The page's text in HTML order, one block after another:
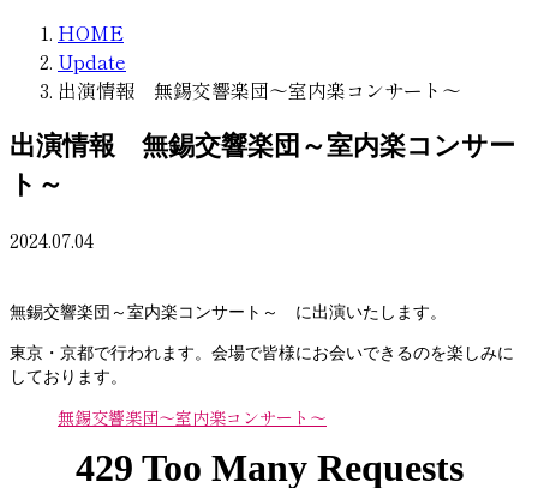
HOME
Update
出演情報 無錫交響楽団～室内楽コンサート～
出演情報 無錫交響楽団～室内楽コンサー
ト～
2024.07.04
無錫交響楽団～室内楽コンサート～ に出演いたします。
東京・京都で行われます。会場で皆様にお会いできるのを楽しみに
しております。
無錫交響楽団～室内楽コンサート～